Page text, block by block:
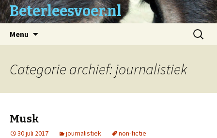
Beterleesvoer.nl
Menu
springen
Zoeken
naar:
Categorie archief: journalistiek
Musk
30 juli 2017 journalistiek non-fictie